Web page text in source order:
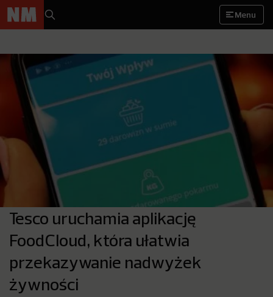
Menu
Tesco uruchamia aplikację
FoodCloud, która ułatwia
przekazywanie nadwyżek
żywności